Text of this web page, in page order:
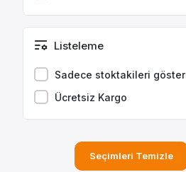
Listeleme
Sadece stoktakileri göster
Ücretsiz Kargo
Seçimleri Temizle